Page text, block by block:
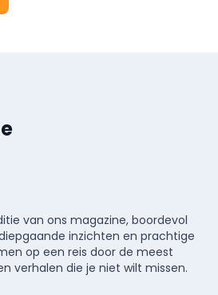
van ons magazine, boordevol
inzichten en prachtige
op een reis door de meest
verhalen die je niet wilt missen.